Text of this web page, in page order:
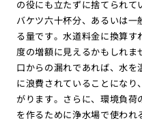
の役にも立たずに捨てられ
バケツ六十杯分、あるいは
る量です。水道料金に換算
度の増額に見えるかもしれ
口からの漏れであれば、水
に浪費されていることにな
がります。さらに、環境負荷
を作るために浄水場で使わ